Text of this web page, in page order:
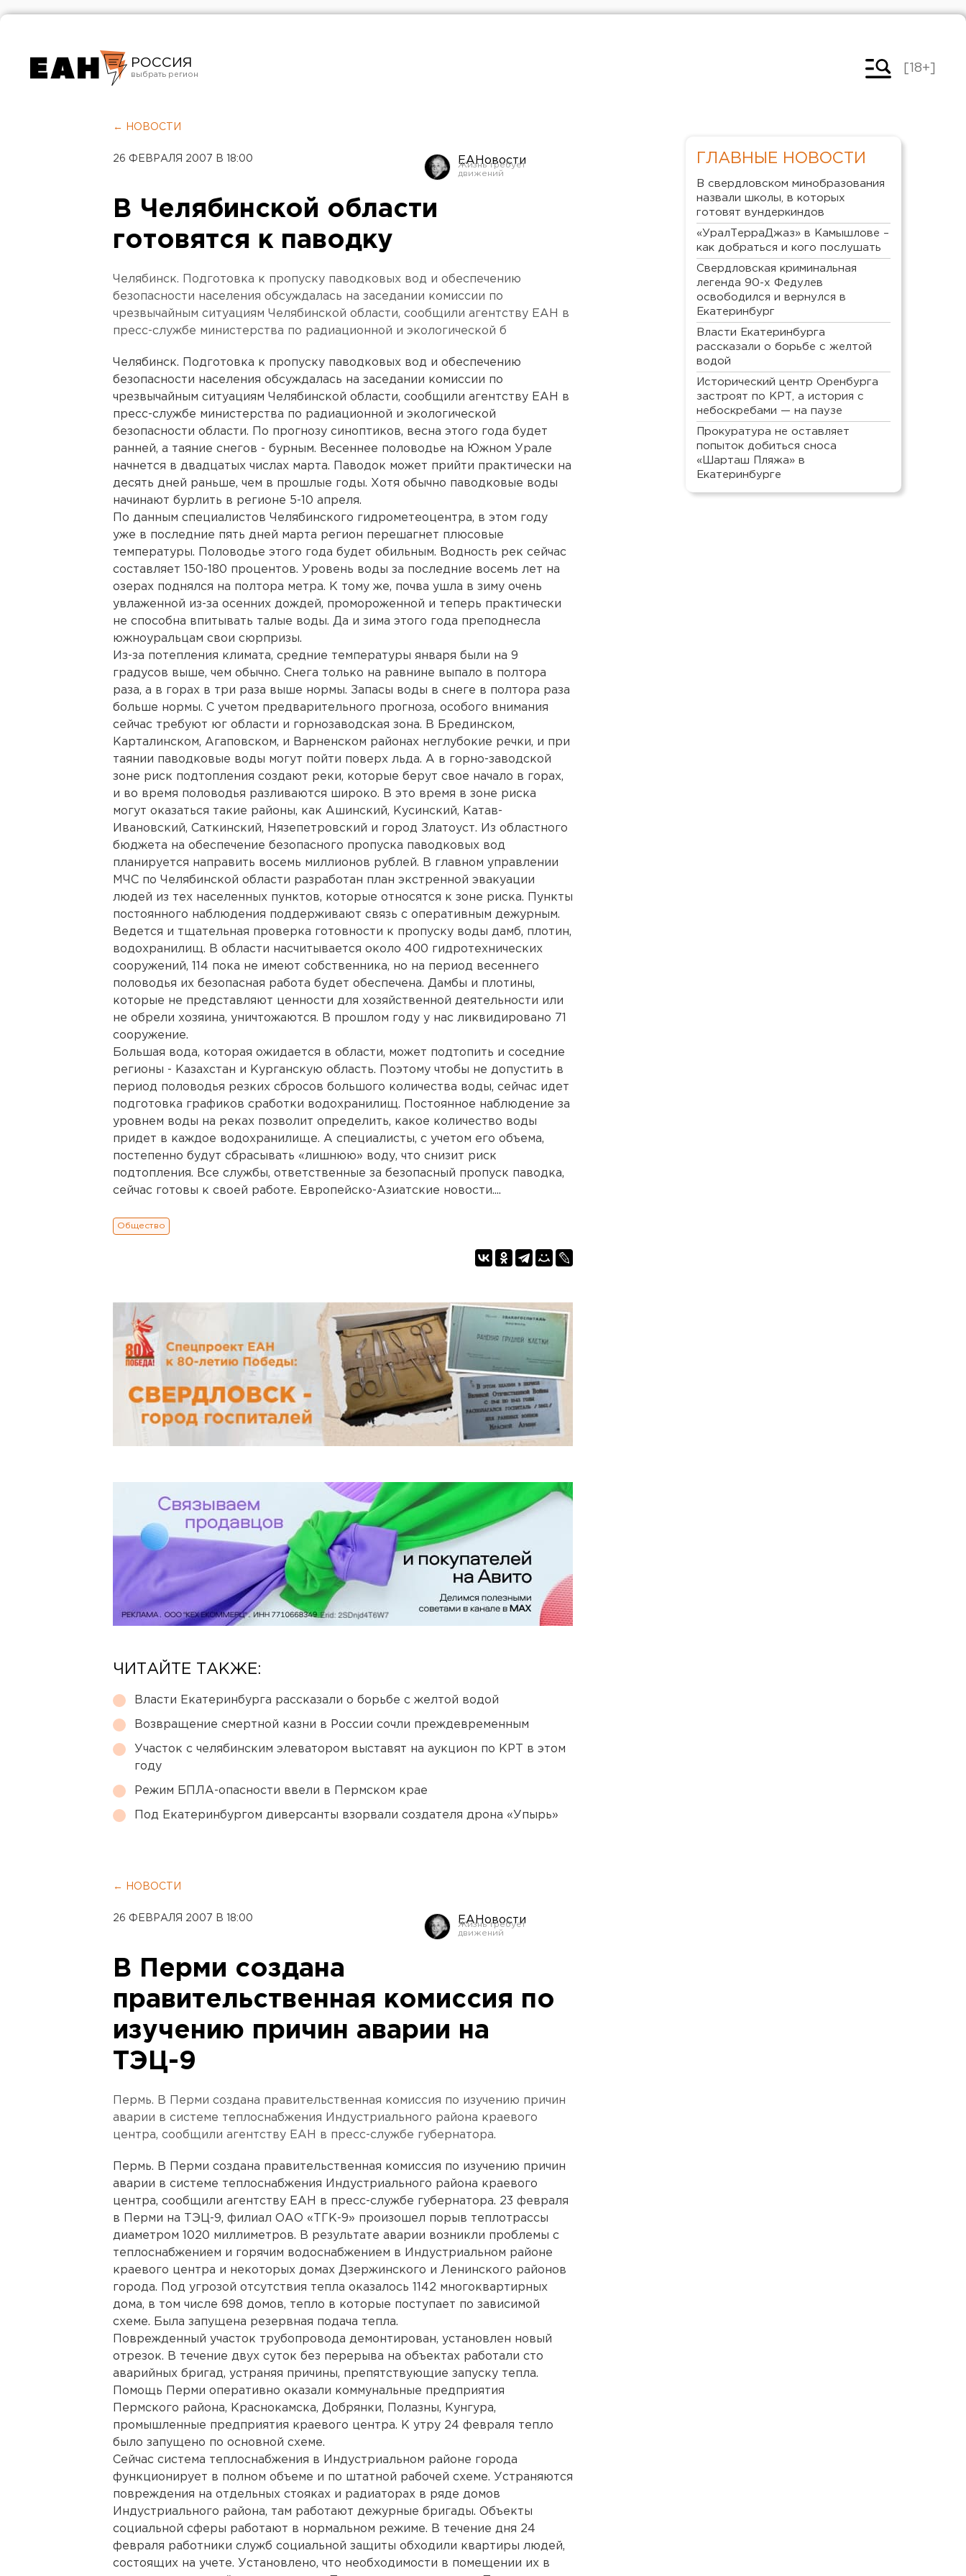
РОССИЯ
Челябинск
[18+]
← НОВОСТИ
26 ФЕВРАЛЯ 2007 В 18:00 ЕАНовости
В Челябинской области
готовятся к паводку
Челябинск. Подготовка к пропуску паводковых вод и обеспечению
безопасности населения обсуждалась на заседании комиссии по
чрезвычайным ситуациям Челябинской области, сообщили агентству ЕАН в
пресс-службе министерства по радиационной и экологической б
Челябинск. Подготовка к пропуску паводковых вод и обеспечению
безопасности населения обсуждалась на заседании комиссии по
чрезвычайным ситуациям Челябинской области, сообщили агентству ЕАН в
пресс-службе министерства по радиационной и экологической
безопасности области. По прогнозу синоптиков, весна этого года будет
ранней, а таяние снегов - бурным. Весеннее половодье на Южном Урале
начнется в двадцатых числах марта. Паводок может прийти практически на
десять дней раньше, чем в прошлые годы. Хотя обычно паводковые воды
начинают бурлить в регионе 5-10 апреля.
По данным специалистов Челябинского гидрометеоцентра, в этом году
уже в последние пять дней марта регион перешагнет плюсовые
температуры. Половодье этого года будет обильным. Водность рек сейчас
составляет 150-180 процентов. Уровень воды за последние восемь лет на
озерах поднялся на полтора метра. К тому же, почва ушла в зиму очень
увлаженной из-за осенних дождей, промороженной и теперь практически
не способна впитывать талые воды. Да и зима этого года преподнесла
южноуральцам свои сюрпризы.
Из-за потепления климата, средние температуры января были на 9
градусов выше, чем обычно. Снега только на равнине выпало в полтора
раза, а в горах в три раза выше нормы. Запасы воды в снеге в полтора раза
больше нормы. С учетом предварительного прогноза, особого внимания
сейчас требуют юг области и горнозаводская зона. В Брединском,
Карталинском, Агаповском, и Варненском районах неглубокие речки, и при
таянии паводковые воды могут пойти поверх льда. А в горно-заводской
зоне риск подтопления создают реки, которые берут свое начало в горах,
и во время половодья разливаются широко. В это время в зоне риска
могут оказаться такие районы, как Ашинский, Кусинский, Катав-
Ивановский, Саткинский, Нязепетровский и город Златоуст. Из областного
бюджета на обеспечение безопасного пропуска паводковых вод
планируется направить восемь миллионов рублей. В главном управлении
МЧС по Челябинской области разработан план экстренной эвакуации
людей из тех населенных пунктов, которые относятся к зоне риска. Пункты
постоянного наблюдения поддерживают связь с оперативным дежурным.
Ведется и тщательная проверка готовности к пропуску воды дамб, плотин,
водохранилищ. В области насчитывается около 400 гидротехнических
сооружений, 114 пока не имеют собственника, но на период весеннего
половодья их безопасная работа будет обеспечена. Дамбы и плотины,
которые не представляют ценности для хозяйственной деятельности или
не обрели хозяина, уничтожаются. В прошлом году у нас ликвидировано 71
сооружение.
Большая вода, которая ожидается в области, может подтопить и соседние
регионы - Казахстан и Курганскую область. Поэтому чтобы не допустить в
период половодья резких сбросов большого количества воды, сейчас идет
подготовка графиков сработки водохранилищ. Постоянное наблюдение за
уровнем воды на реках позволит определить, какое количество воды
придет в каждое водохранилище. А специалисты, с учетом его объема,
постепенно будут сбрасывать «лишнюю» воду, что снизит риск
подтопления. Все службы, ответственные за безопасный пропуск паводка,
сейчас готовы к своей работе. Европейско-Азиатские новости....
Общество
ЧИТАЙТЕ ТАКЖЕ:
Власти Екатеринбурга рассказали о борьбе с желтой водой
Возвращение смертной казни в России сочли преждевременным
Участок с челябинским элеватором выставят на аукцион по КРТ в этом
году
Режим БПЛА-опасности ввели в Пермском крае
Под Екатеринбургом диверсанты взорвали создателя дрона «Упырь»
← НОВОСТИ
26 ФЕВРАЛЯ 2007 В 18:00 ЕАНовости
В Перми создана
правительственная комиссия по
изучению причин аварии на
ТЭЦ-9
Пермь. В Перми создана правительственная комиссия по изучению причин
аварии в системе теплоснабжения Индустриального района краевого
центра, сообщили агентству ЕАН в пресс-службе губернатора.
Пермь. В Перми создана правительственная комиссия по изучению причин
аварии в системе теплоснабжения Индустриального района краевого
центра, сообщили агентству ЕАН в пресс-службе губернатора. 23 февраля
в Перми на ТЭЦ-9, филиал ОАО «ТГК-9» произошел порыв теплотрассы
диаметром 1020 миллиметров. В результате аварии возникли проблемы с
теплоснабжением и горячим водоснабжением в Индустриальном районе
краевого центра и некоторых домах Дзержинского и Ленинского районов
города. Под угрозой отсутствия тепла оказалось 1142 многоквартирных
дома, в том числе 698 домов, тепло в которые поступает по зависимой
схеме. Была запущена резервная подача тепла.
Поврежденный участок трубопровода демонтирован, установлен новый
отрезок. В течение двух суток без перерыва на объектах работали сто
аварийных бригад, устраняя причины, препятствующие запуску тепла.
Помощь Перми оперативно оказали коммунальные предприятия
Пермского района, Краснокамска, Добрянки, Полазны, Кунгура,
промышленные предприятия краевого центра. К утру 24 февраля тепло
было запущено по основной схеме.
Сейчас система теплоснабжения в Индустриальном районе города
функционирует в полном объеме и по штатной рабочей схеме. Устраняются
повреждения на отдельных стояках и радиаторах в ряде домов
Индустриального района, там работают дежурные бригады. Объекты
социальной сферы работают в нормальном режиме. В течение дня 24
февраля работники служб социальной защиты обходили квартиры людей,
состоящих на учете. Установлено, что необходимости в помещении их в
ГЛАВНЫЕ НОВОСТИ
В свердловском минобразования
назвали школы, в которых
готовят вундеркиндов
«УралТерраДжаз» в Камышлове –
как добраться и кого послушать
Свердловская криминальная
легенда 90-х Федулев
освободился и вернулся в
Екатеринбург
Власти Екатеринбурга
рассказали о борьбе с желтой
водой
Исторический центр Оренбурга
застроят по КРТ, а история с
небоскребами — на паузе
Прокуратура не оставляет
попыток добиться сноса
«Шарташ Пляжа» в
Екатеринбурге